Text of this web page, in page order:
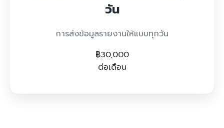
วัน
การส่งข้อมูลรายงานให้แบบทุกวัน
฿30,000
ต่อเดือน